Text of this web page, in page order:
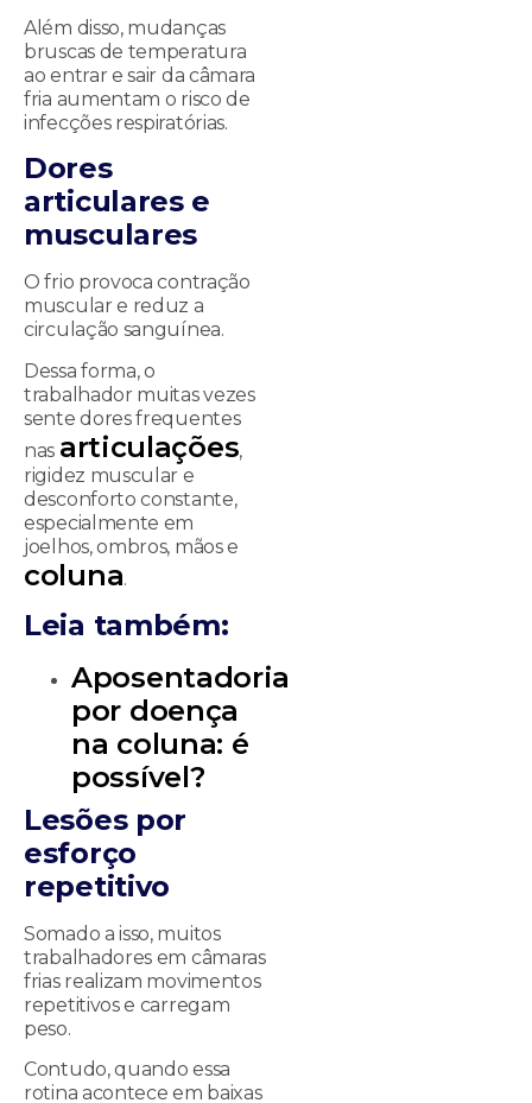
Além disso, mudanças
bruscas de temperatura
ao entrar e sair da câmara
fria aumentam o risco de
infecções respiratórias.
Dores
articulares e
musculares
O frio provoca contração
muscular e reduz a
circulação sanguínea.
Dessa forma, o
trabalhador muitas vezes
sente dores frequentes
nas articulações,
rigidez muscular e
desconforto constante,
especialmente em
joelhos, ombros, mãos e
coluna.
Leia também:
Aposentadoria
por doença
na coluna: é
possível?
Lesões por
esforço
repetitivo
Somado a isso, muitos
trabalhadores em câmaras
frias realizam movimentos
repetitivos e carregam
peso.
Contudo, quando essa
rotina acontece em baixas